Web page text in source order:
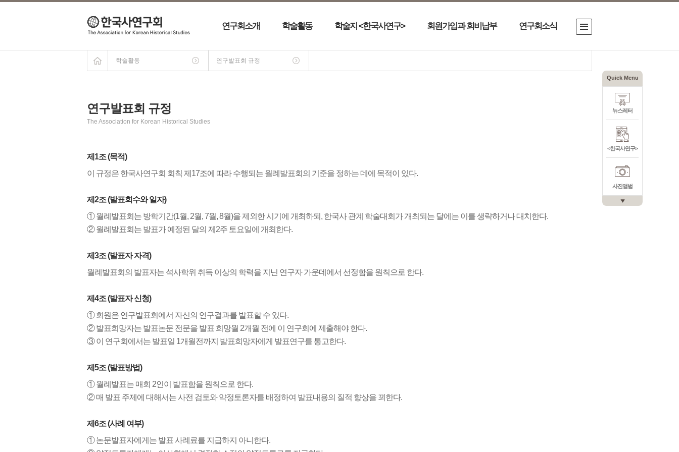
연구회소개 학술활동 학술지 <한국사연구> 회원가입과 회비납부 연구회소식
학술활동 연구발표회 규정
연구발표회 규정
The Association for Korean Historical Studies
제1조 (목적)
이 규정은 한국사연구회 회칙 제17조에 따라 수행되는 월례발표회의 기준을 정하는 데에 목적이 있다.
제2조 (발표회수와 일자)
① 월례발표회는 방학기간(1월, 2월, 7월, 8월)을 제외한 시기에 개최하되, 한국사 관계 학술대회가 개최되는 달에는 이를 생략하거나 대치한다.
② 월례발표회는 발표가 예정된 달의 제2주 토요일에 개최한다.
제3조 (발표자 자격)
월례발표회의 발표자는 석사학위 취득 이상의 학력을 지닌 연구자 가운데에서 선정함을 원칙으로 한다.
제4조 (발표자 신청)
① 회원은 연구발표회에서 자신의 연구결과를 발표할 수 있다.
② 발표희망자는 발표논문 전문을 발표 희망월 2개월 전에 이 연구회에 제출해야 한다.
③ 이 연구회에서는 발표일 1개월전까지 발표희망자에게 발표연구를 통고한다.
제5조 (발표방법)
① 월례발표는 매회 2인이 발표함을 원칙으로 한다.
② 매 발표 주제에 대해서는 사전 검토와 약정토론자를 배정하여 발표내용의 질적 향상을 꾀한다.
제6조 (사례 여부)
① 논문발표자에게는 발표 사례료를 지급하지 아니한다.
Quick Menu
뉴스레터
<한국사연구>
사진앨범